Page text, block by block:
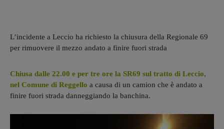
L’incidente a Leccio ha richiesto la chiusura della Regionale 69
per rimuovere il mezzo andato a finire fuori strada
Chiusa dalle 22.00 e per tre ore la SR69 sul tratto di Leccio,
nel Comune di Reggello a causa di un camion che è andato a
finire fuori strada danneggiando la banchina.